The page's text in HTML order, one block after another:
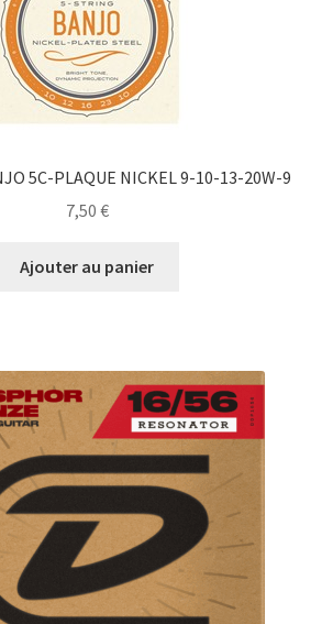
5C-PLAQUE NICKEL 9-10-13-20W-9
7,50 €
Ajouter au panier